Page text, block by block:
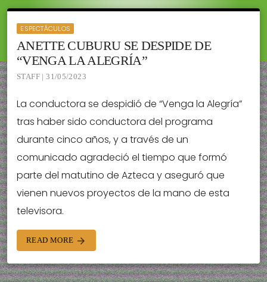
ESPECTÁCULOS
ANETTE CUBURU SE DESPIDE DE
“VENGA LA ALEGRÍA”
STAFF | 31/05/2023
La conductora se despidió de “Venga la Alegría”
tras haber sido conductora del programa
durante cinco años, y a través de un
comunicado agradeció el tiempo que formó
parte del matutino de Azteca y aseguró que
vienen nuevos proyectos de la mano de esta
televisora.
READ MORE arrow_forward